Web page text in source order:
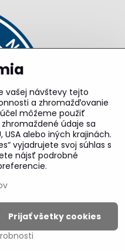
osobných údajov
BiznisWeb.sk
vašej návštevy tejto
a zhromažďovanie
môžeme použiť
údaje sa
alebo iných krajinách.
vyjadrujete svoj súhlas s
nájsť podrobné
Prijať všetky cookies